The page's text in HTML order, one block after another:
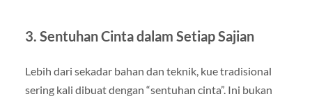
3. Sentuhan Cinta dalam Setiap Sajian
Lebih dari sekadar bahan dan teknik, kue tradisional
sering kali dibuat dengan “sentuhan cinta”. Ini bukan